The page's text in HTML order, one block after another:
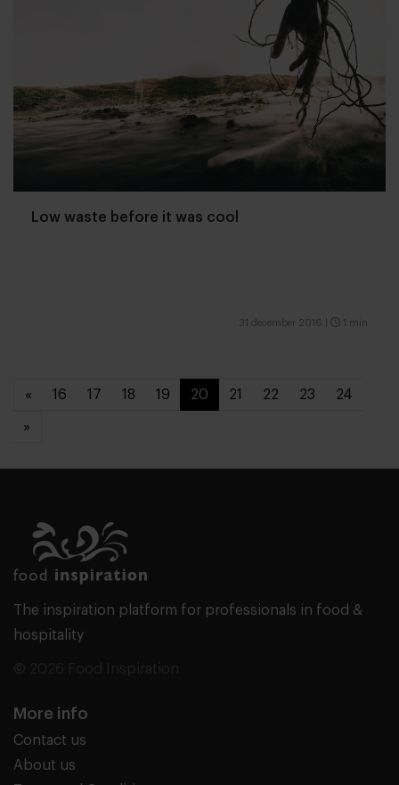
Low waste before it was cool
31 december 2016 1 min
« 16 17 18 19 20 21 22 23 24
»
The inspiration platform for professionals in food &
hospitality
More info
Contact us
About us